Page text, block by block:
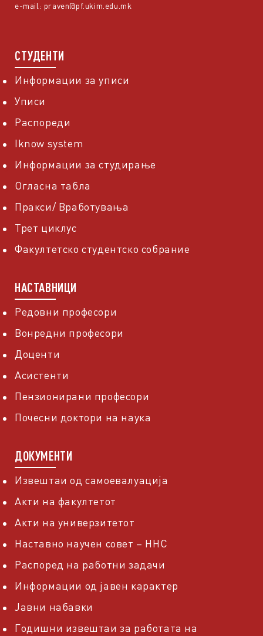
e-mail: praven@pf.ukim.edu.mk
СТУДЕНТИ
Информации за уписи
Уписи
Распореди
Iknow system
Информации за студирање
Огласна табла
Пракси/ Вработувања
Трет циклус
Факултетско студентско собрание
НАСТАВНИЦИ
Редовни професори
Вонредни професори
Доценти
Асистенти
Пензионирани професори
Почесни доктори на наука
ДОКУМЕНТИ
Извештаи од самоевалуација
Акти на факултетот
Акти на универзитетот
Наставно научен совет – ННС
Распоред на работни задачи
Информации од јавен карактер
Јавни набавки
Годишни извештаи за работата на